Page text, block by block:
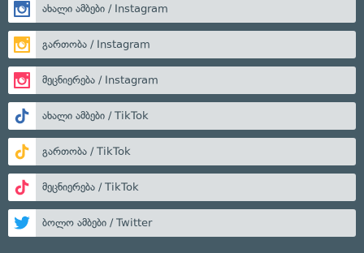
ახალი ამბები / Instagram
გართობა / Instagram
მეცნიერება / Instagram
ახალი ამბები / TikTok
გართობა / TikTok
მეცნიერება / TikTok
ბოლო ამბები / Twitter